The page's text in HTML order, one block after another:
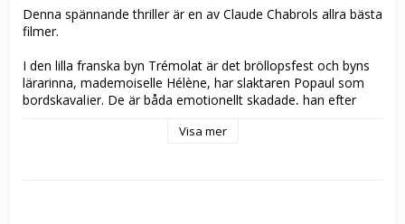
Denna spännande thriller är en av Claude Chabrols allra bästa
filmer.
I den lilla franska byn Trémolat är det bröllopsfest och byns
lärarinna, mademoiselle Hélène, har slaktaren Popaul som
bordskavaljer. De är båda emotionellt skadade, han efter
och hon efter en olycklig kärlekshistoria i Paris. Popaul
Visa mer